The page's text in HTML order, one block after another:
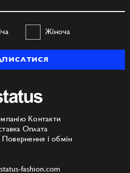
Жіноча
Контакти
Оплата
Повернення і обмін
fashion.com